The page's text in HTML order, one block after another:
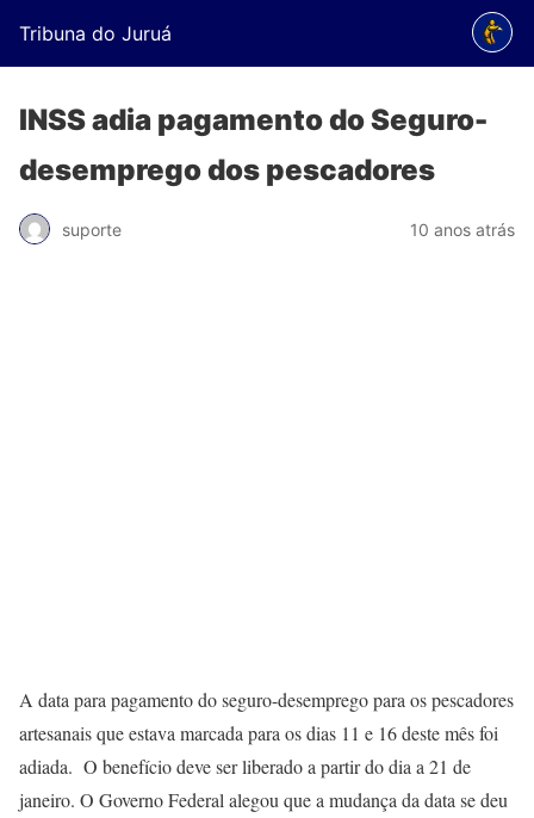
Tribuna do Juruá
INSS adia pagamento do Seguro-
desemprego dos pescadores
suporte 10 anos atrás
A data para pagamento do seguro-desemprego para os pescadores
artesanais que estava marcada para os dias 11 e 16 deste mês foi
adiada. O benefício deve ser liberado a partir do dia a 21 de
janeiro. O Governo Federal alegou que a mudança da data se deu